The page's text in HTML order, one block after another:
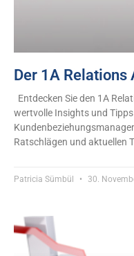
Der 1A
Entdecken Sie den 1A
wertvolle Insights und
Ratschlägen und aktuellen
Patricia Sümbül 30.